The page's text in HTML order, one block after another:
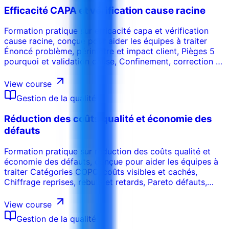
Efficacité CAPA et vérification cause racine
Formation pratique sur efficacité capa et vérification
cause racine, conçue pour aider les équipes à traiter
Énoncé problème, périmètre et impact client, Pièges 5
pourquoi et validation cause, Confinement, correction et
Récurrence, tendances et clôture CAPA avec des outils,
décisions et livrables directement utilisables en
entreprise.
View course
Gestion de la qualité
Réduction des coûts qualité et économie des
défauts
Formation pratique sur réduction des coûts qualité et
économie des défauts, conçue pour aider les équipes à
traiter Catégories COPQ, coûts visibles et cachés,
Chiffrage reprises, rebuts et retards, Pareto défauts,
et arbitrage ROI, Suivi bénéfices, tableaux et
gouvernance avec des outils, décisions et livrables
directement utilisables en entreprise.
View course
Gestion de la qualité